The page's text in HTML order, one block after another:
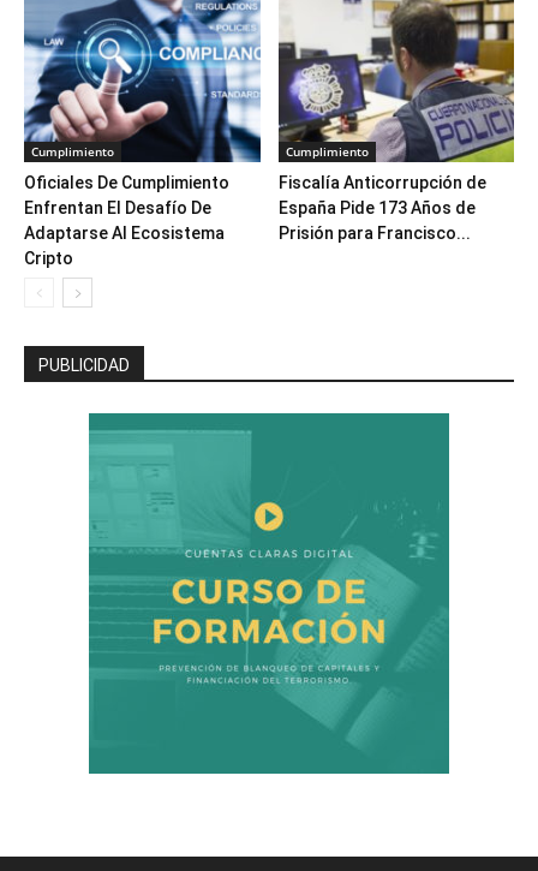
Cumplimiento
Oficiales De Cumplimiento
Enfrentan El Desafío De
Adaptarse Al Ecosistema
Cripto
Cumplimiento
Fiscalía Anticorrupción de
España Pide 173 Años de
Prisión para Francisco...
PUBLICIDAD